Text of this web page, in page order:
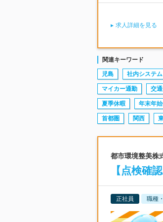
求人詳細を見る
関連キーワード
児島 社内システム
マイカー通勤 交
夏季休暇 年末年
首都圏 関西
都市環境整美株
【点検確
正社員 職種